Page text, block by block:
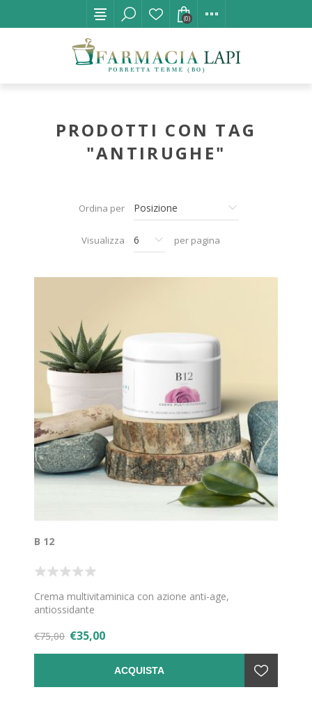
(0)
PRODOTTI CON TAG
"ANTIRUGHE"
Ordina per
Visualizza per pagina
B 12
Crema multivitaminica con azione anti-age,
antiossidante
€75,00 €35,00
ACQUISTA